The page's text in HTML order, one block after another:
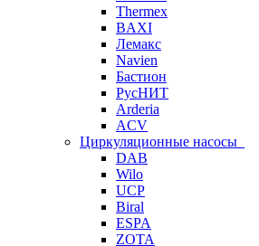
Thermex
BAXI
Лемакс
Navien
Бастион
РусНИТ
Arderia
ACV
Циркуляционные насосы
DAB
Wilo
UCP
Biral
ESPA
ZOTA